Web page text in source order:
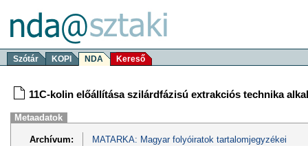
Szótár KOPI NDA Kereső
11C-kolin előállítása szilárdfázisú extrakciós technika
Metaadatok
Archívum:
MATARKA: Magyar folyóiratok tartalomjegyzékei